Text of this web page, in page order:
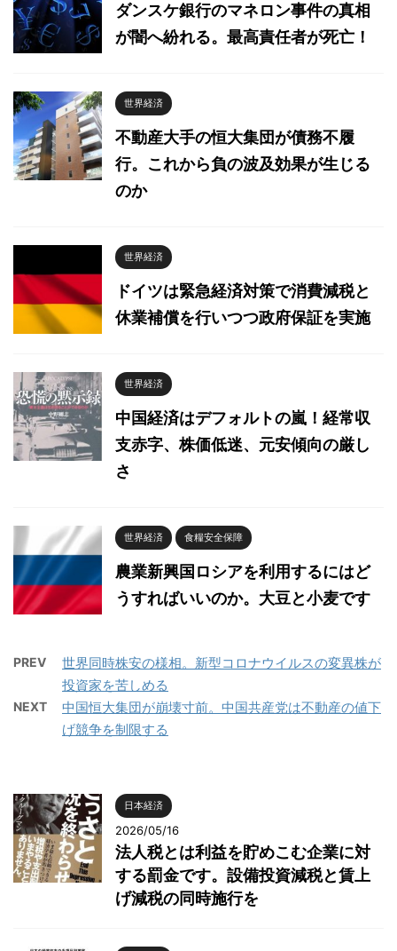
ダンスケ銀行のマネロン事件の真相
が闇へ紛れる。最高責任者が死亡！
世界経済
不動産大手の恒大集団が債務不履
行。これから負の波及効果が生じる
のか
世界経済
ドイツは緊急経済対策で消費減税と
休業補償を行いつつ政府保証を実施
世界経済
中国経済はデフォルトの嵐！経常収
支赤字、株価低迷、元安傾向の厳し
さ
世界経済 食糧安全保障
農業新興国ロシアを利用するにはど
うすればいいのか。大豆と小麦です
PREV
世界同時株安の様相。新型コロナウイルスの変異株が
投資家を苦しめる
NEXT
中国恒大集団が崩壊寸前。中国共産党は不動産の値下
げ競争を制限する
日本経済
2026/05/16
法人税とは利益を貯めこむ企業に対
する罰金です。設備投資減税と賃上
げ減税の同時施行を